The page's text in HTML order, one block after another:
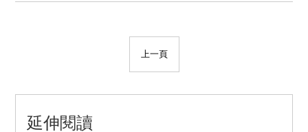
上一頁
延伸閱讀